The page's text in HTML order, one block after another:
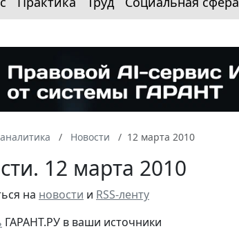
Новости 12 марта 2010
12 марта 2010
на новости и RSS-ленту
ГАРАНТ.РУ в ваши источники